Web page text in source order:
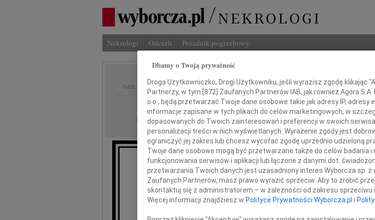
Nekrologi Odeszli Poradnik pogrzebowy
IMIĘ I NAZWISKO:
REGION: Warszawa
DATA EMISJI: 04.05.2026
Jackowi Gorzkowskiemu
wyrazy współczucia z powodu śmierci
Dbamy o Twoją prywatność
Droga Użytkowniczko, Drogi Użytkowniku, jeśli wyrazisz zgodę klikając
Partnerzy, w tym [872] Zaufanych Partnerów IAB, jak również Agora
o.o., będą przetwarzać Twoje dane osobowe takie jak adresy IP,
informacje zapisane w tych plikach do celów marketingowych, w
dopasowanych do Twoich zainteresowań i preferencji w swoich
personalizacji treści w nich wyświetlanych. Wyrażenie zgody jest
ograniczyć jej zakres lub chcesz wycofać zgodę uprzednio udzieloną
Twoje dane osobowe mogą być przetwarzane także do celów badania
funkcjonowania serwisów i aplikacji lub łączone z danymi dot.
przetwarzania Twoich danych jest uzasadniony interes Wyborcza sp. z
Zaufanych Partnerów, masz prawo wyrazić sprzeciw. Aby to zrobić
skontaktuj się z administratorem – w zależności od zakresu sprzeciwu
Więcej informacji znajdziesz w Polityce Prywatności Wyborcza.pl i